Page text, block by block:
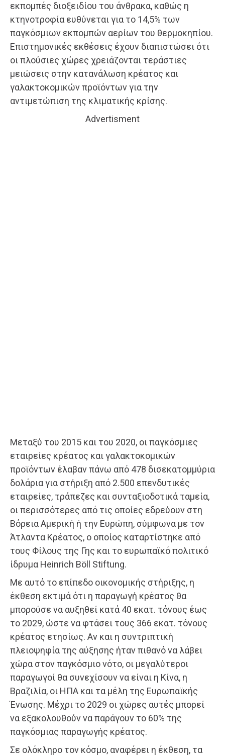
εκπομπές διοξειδίου του άνθρακα, καθώς η
κτηνοτροφία ευθύνεται για το 14,5% των
παγκόσμιων εκπομπών αερίων του θερμοκηπίου.
Επιστημονικές εκθέσεις έχουν διαπιστώσει ότι
οι πλούσιες χώρες χρειάζονται τεράστιες
μειώσεις στην κατανάλωση κρέατος και
γαλακτοκομικών προϊόντων για την
αντιμετώπιση της κλιματικής κρίσης.
Advertisment
Μεταξύ του 2015 και του 2020, οι παγκόσμιες
εταιρείες κρέατος και γαλακτοκομικών
προϊόντων έλαβαν πάνω από 478 δισεκατομμύρια
δολάρια για στήριξη από 2.500 επενδυτικές
εταιρείες, τράπεζες και συνταξιοδοτικά ταμεία,
οι περισσότερες από τις οποίες εδρεύουν στη
Βόρεια Αμερική ή την Ευρώπη, σύμφωνα με τον
Άτλαντα Κρέατος, ο οποίος καταρτίστηκε από
τους Φίλους της Γης και το ευρωπαϊκό πολιτικό
ίδρυμα Heinrich Böll Stiftung.
Με αυτό το επίπεδο οικονομικής στήριξης, η
έκθεση εκτιμά ότι η παραγωγή κρέατος θα
μπορούσε να αυξηθεί κατά 40 εκατ. τόνους έως
το 2029, ώστε να φτάσει τους 366 εκατ. τόνους
κρέατος ετησίως. Αν και η συντριπτική
πλειοψηφία της αύξησης ήταν πιθανό να λάβει
χώρα στον παγκόσμιο νότο, οι μεγαλύτεροι
παραγωγοί θα συνεχίσουν να είναι η Κίνα, η
Βραζιλία, οι ΗΠΑ και τα μέλη της Ευρωπαϊκής
Ένωσης. Μέχρι το 2029 οι χώρες αυτές μπορεί
να εξακολουθούν να παράγουν το 60% της
παγκόσμιας παραγωγής κρέατος.
Σε ολόκληρο τον κόσμο, αναφέρει η έκθεση, τα